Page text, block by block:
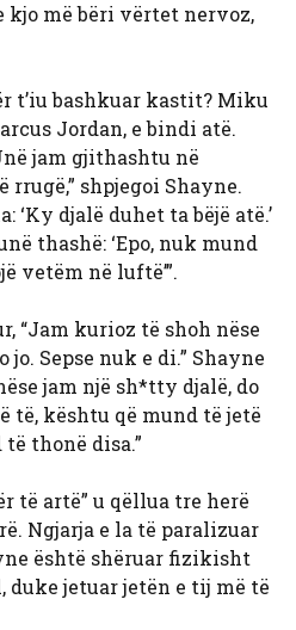
kjo më bëri vërtet nervoz,
t’iu bashkuar kastit? Miku
Jordan, e bindi atë.
jam gjithashtu në
shpjegoi Shayne.
‘Ky djalë duhet ta bëjë atë.’
thashë: ‘Epo, nuk mund
vetëm në luftë’”.
“Jam kurioz të shoh nëse
Sepse nuk e di.” Shayne
jam një sh*tty djalë, do
të, kështu që mund të jetë
thonë disa.”
të artë” u qëllua tre herë
Ngjarja e la të paralizuar
është shëruar fizikisht
duke jetuar jetën e tij më të